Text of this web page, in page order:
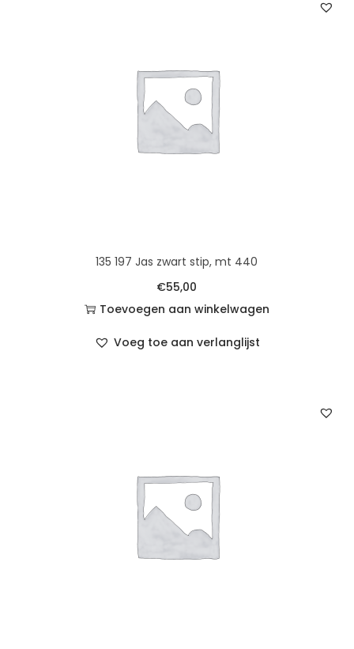
135 197 Jas zwart stip, mt 440
€55,00
Toevoegen aan winkelwagen
Voeg toe aan verlanglijst